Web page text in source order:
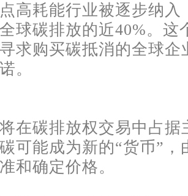
高耗能行业被逐步纳入
球碳排放的近40%。这
求购买碳抵消的全球企
。
在碳排放权交易中占据
可能成为新的“货币”，
和确定价格。